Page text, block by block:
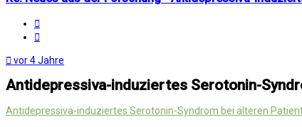
vor 4 Jahre
Antidepressiva-induziertes Serotonin-
Antidepressiva-induziertes Serotonin-Syndrom bei älteren